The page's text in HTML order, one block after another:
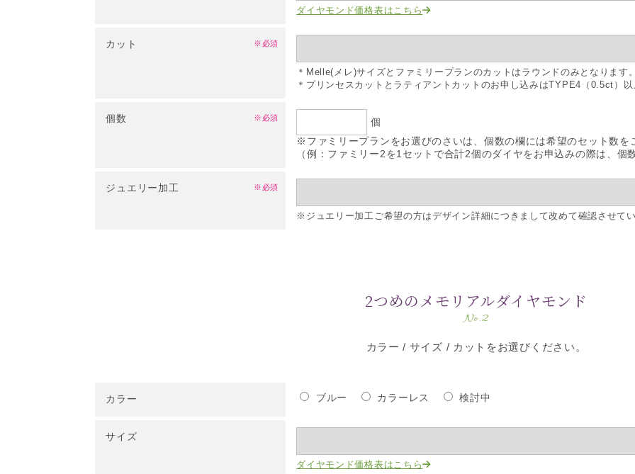
ダイヤモンド価格表はこちら
カット ※必須
＊Melle(メレ)サイズとファミリープランのカットはラウンドのみとなります。
＊プリンセスカットとラティアントカットのお申し込みはTYPE4（0.5ct）以
個数 ※必須
個
※ファミリープランをお選びのさいは、個数の欄には希望のセット数を
（例：ファミリー2を1セットで合計2個のダイヤをお申込みの際は、個
ジュエリー加工 ※必須
※ジュエリー加工ご希望の方はデザイン詳細につきまして改めて確認させてい
2つめのメモリアルダイヤモンド
No.2
カラー / サイズ / カットをお選びください。
カラー ブルー カラーレス 検討中
サイズ
ダイヤモンド価格表はこちら